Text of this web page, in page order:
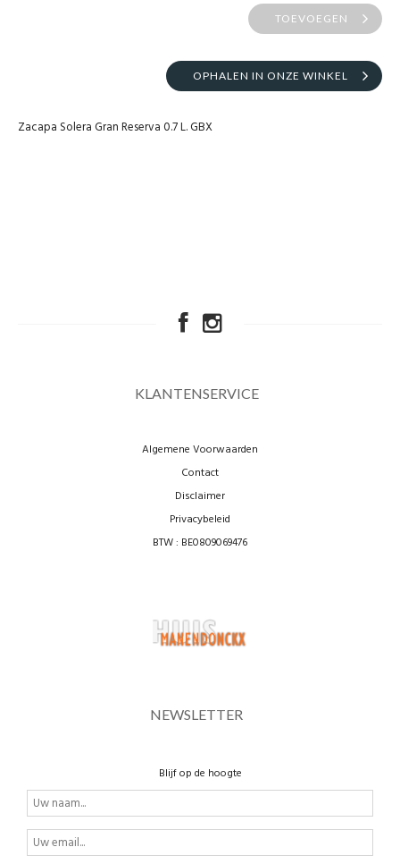
TOEVOEGEN
OPHALEN IN ONZE WINKEL
Zacapa Solera Gran Reserva 0.7 L. GBX
KLANTENSERVICE
Algemene Voorwaarden
Contact
Disclaimer
Privacybeleid
BTW : BE0809069476
NEWSLETTER
Blijf op de hoogte